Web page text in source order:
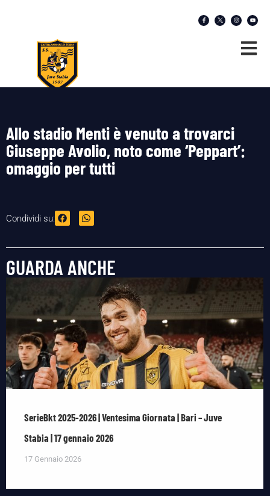
Allo stadio Menti è venuto a trovarci
Giuseppe Avolio, noto come ‘Peppart’:
omaggio per tutti
Condividi su:
GUARDA ANCHE
SerieBkt 2025-2026 | Ventesima Giornata | Bari – Juve
Stabia | 17 gennaio 2026
17 Gennaio 2026